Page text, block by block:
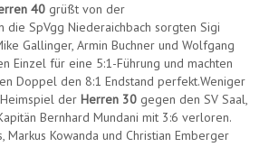
40 grüßt von der
die SpVgg Niederaichbach sorgten Sigi
Gallinger, Armin Buchner und Wolfgang
Einzel für eine 5:1-Führung und machten
Doppel den 8:1 Endstand perfekt.Weniger
der Herren 30 gegen den SV Saal,
Bernhard Mundani mit 3:6 verloren.
Markus Kowanda und Christian Emberger